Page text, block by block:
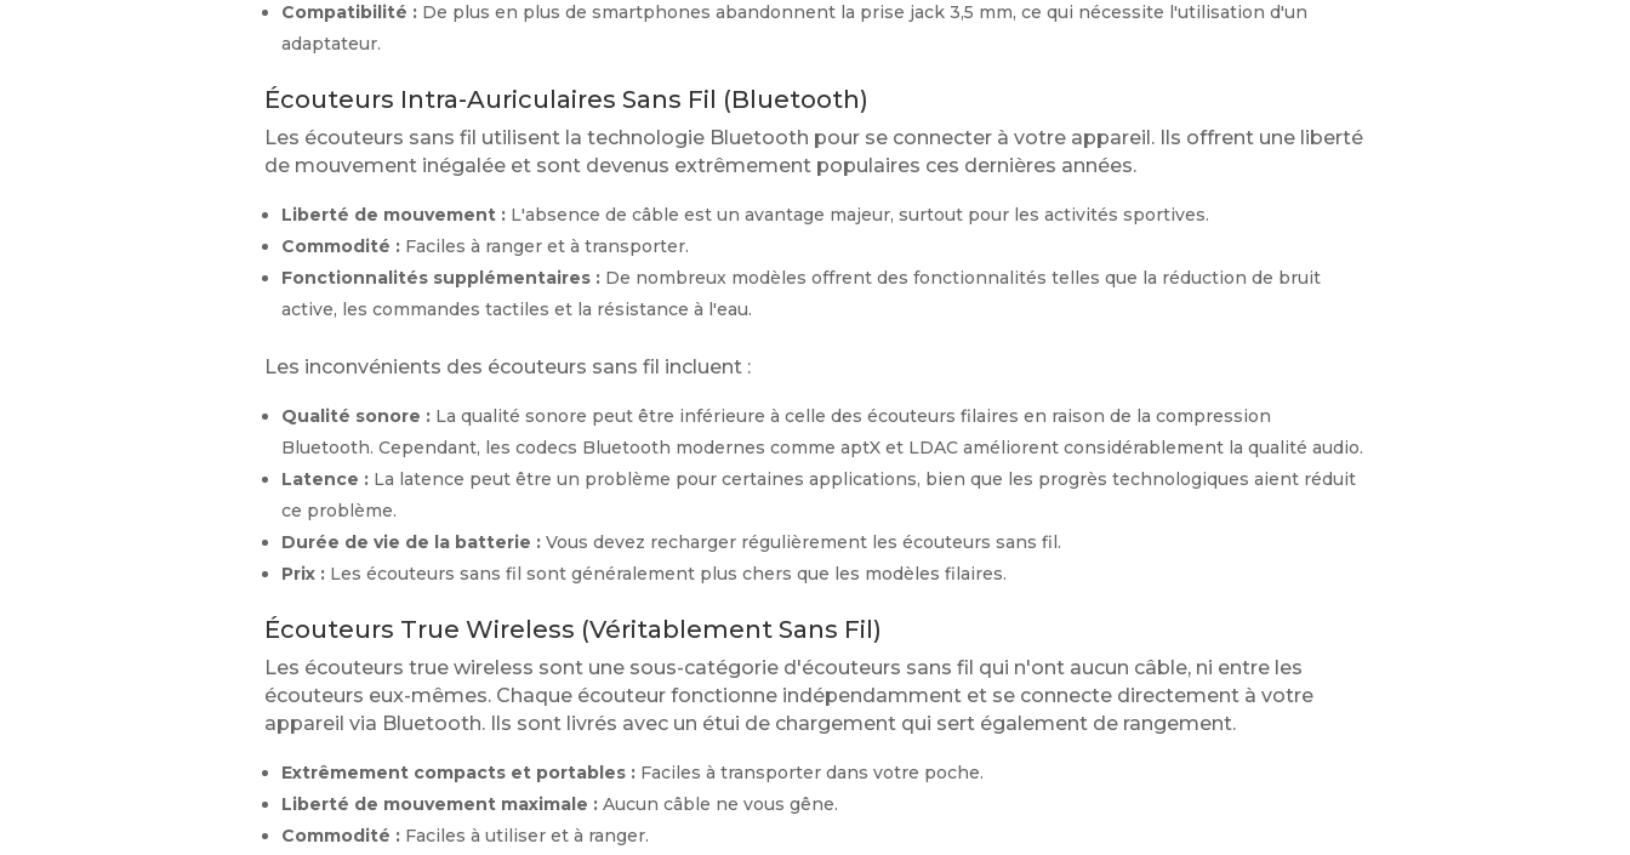
Compatibilité : De plus en plus de smartphones abandonnent la prise jack 3,5 mm, ce qui nécessite l'utilisation d'un
adaptateur.
Écouteurs Intra-Auriculaires Sans Fil (Bluetooth)
Les écouteurs sans fil utilisent la technologie Bluetooth pour se connecter à votre appareil. Ils offrent une liberté
de mouvement inégalée et sont devenus extrêmement populaires ces dernières années.
Liberté de mouvement : L'absence de câble est un avantage majeur, surtout pour les activités sportives.
Commodité : Faciles à ranger et à transporter.
Fonctionnalités supplémentaires : De nombreux modèles offrent des fonctionnalités telles que la réduction de bruit
active, les commandes tactiles et la résistance à l'eau.
Les inconvénients des écouteurs sans fil incluent :
Qualité sonore : La qualité sonore peut être inférieure à celle des écouteurs filaires en raison de la compression
Bluetooth. Cependant, les codecs Bluetooth modernes comme aptX et LDAC améliorent considérablement la qualité audio.
Latence : La latence peut être un problème pour certaines applications, bien que les progrès technologiques aient réduit
ce problème.
Durée de vie de la batterie : Vous devez recharger régulièrement les écouteurs sans fil.
Prix : Les écouteurs sans fil sont généralement plus chers que les modèles filaires.
Écouteurs True Wireless (Véritablement Sans Fil)
Les écouteurs true wireless sont une sous-catégorie d'écouteurs sans fil qui n'ont aucun câble, ni entre les
écouteurs eux-mêmes. Chaque écouteur fonctionne indépendamment et se connecte directement à votre
appareil via Bluetooth. Ils sont livrés avec un étui de chargement qui sert également de rangement.
Extrêmement compacts et portables : Faciles à transporter dans votre poche.
Liberté de mouvement maximale : Aucun câble ne vous gêne.
Commodité : Faciles à utiliser et à ranger.